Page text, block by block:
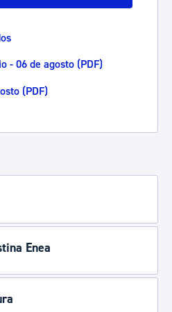
- 06 de agosto (PDF)
(PDF)
Enea